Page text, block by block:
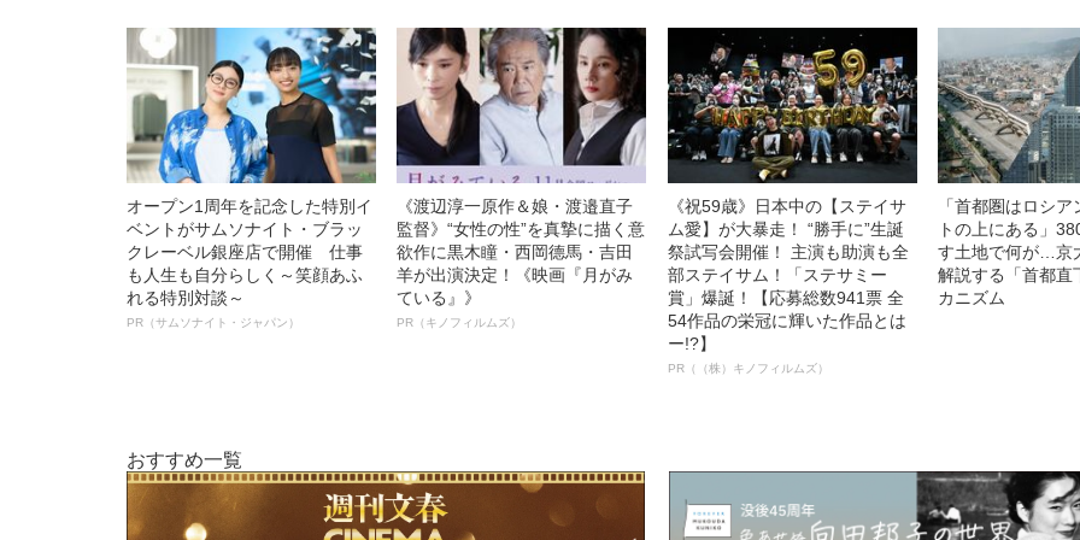
オープン1周年を記念した特別イ
ベントがサムソナイト・ブラッ
クレーベル銀座店で開催 仕事
も人生も自分らしく～笑顔あふ
れる特別対談～
PR（サムソナイト・ジャパン）
《渡辺淳一原作＆娘・渡邉直子
監督》“女性の性”を真摯に描く意
欲作に黒木瞳・西岡德馬・吉田
羊が出演決定！《映画『月がみ
ている』》
PR（キノフィルムズ）
《祝59歳》日本中の【ステイサ
ム愛】が大暴走！ “勝手に”生誕
祭試写会開催！ 主演も助演も全
部ステイサム！「ステサミー
賞」爆誕！【応募総数941票 全
54作品の栄冠に輝いた作品とは
ー!?】
PR（（株）キノフィルムズ）
「首都圏はロシ
トの上にある」
す土地で何が…京
解説する「首都直
カニズム
おすすめ一覧